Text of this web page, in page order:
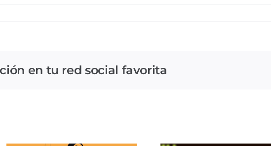
en tu red social favorita